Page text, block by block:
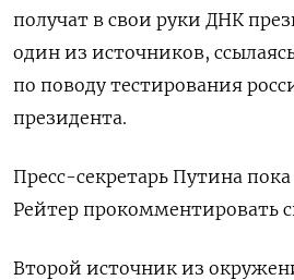
получат в свои руки ДНК
один из источников,
по поводу тестирования
президента.
Пресс-секретарь Путина
Рейтер прокомментировать
Второй источник из